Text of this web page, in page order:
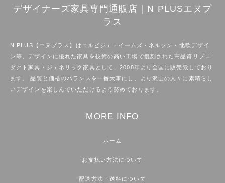
デザイナーズ家具専門通販店｜N PLUSエヌプ
ラス
N PLUS【エヌプラス】はコルビジェ・イームズ・ネルソン・北欧デザイ
ン等、デザインに優れた家具を技術の高い工場で復刻された高品質リプロ
ダクト家具・ジェネリック家具として、2008年より全国に販売致しており
ます。 品質と価格のバランスを一番大事にし、より沢山の人々に素晴らし
いデザインを楽しんでいただけるよう努めております。
MORE INFO
ホーム
お支払い方法について
配送方法・送料について